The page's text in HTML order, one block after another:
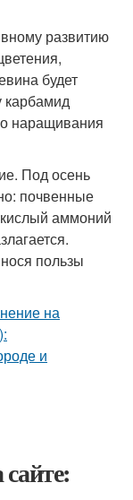
развитию
будет
карбамид
наращивания
Под осень
почвенные
аммоний
пользы